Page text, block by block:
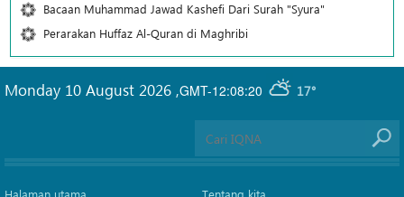
Bacaan Muhammad Jawad Kashefi Dari Surah "Syura"
Perarakan Huffaz Al-Quran di Maghribi
GMT-12:08:20 17°
Monday 10 August 2026 ,